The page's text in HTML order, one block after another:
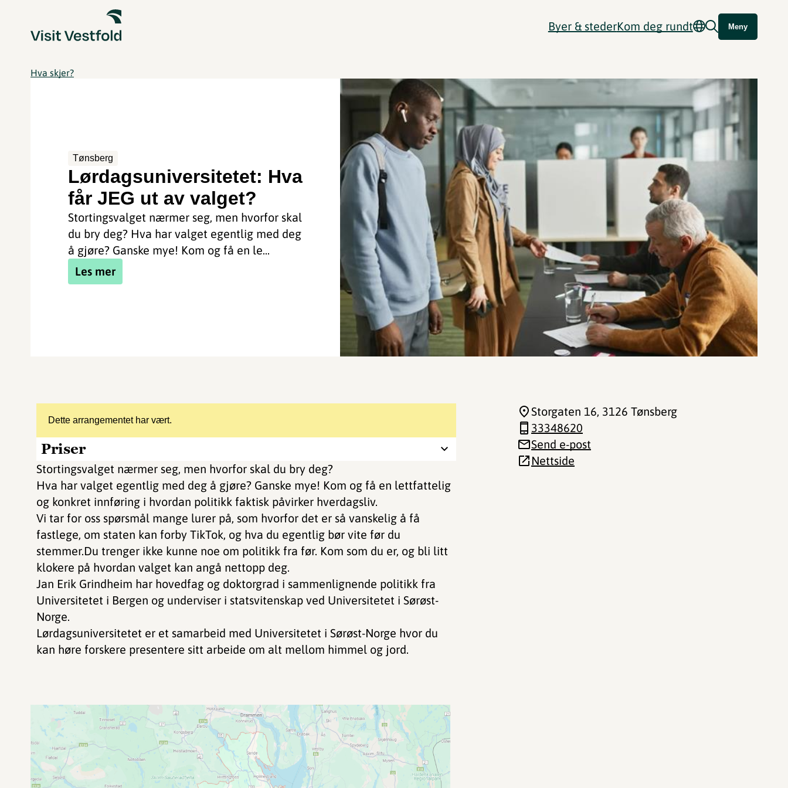
Byer & stederKom deg rundt Meny
Hva skjer?
Tønsberg
Lørdagsuniversitetet: Hva
får JEG ut av valget?
Stortingsvalget nærmer seg, men hvorfor skal
du bry deg? Hva har valget egentlig med deg
å gjøre? Ganske mye! Kom og få en le...
Les mer
Dette arrangementet har vært.
Priser
Stortingsvalget nærmer seg, men hvorfor skal du bry deg?
Hva har valget egentlig med deg å gjøre? Ganske mye! Kom og få en lettfattelig
og konkret innføring i hvordan politikk faktisk påvirker hverdagsliv.
Vi tar for oss spørsmål mange lurer på, som hvorfor det er så vanskelig å få
fastlege, om staten kan forby TikTok, og hva du egentlig bør vite før du
stemmer.Du trenger ikke kunne noe om politikk fra før. Kom som du er, og bli litt
klokere på hvordan valget kan angå nettopp deg.
Jan Erik Grindheim har hovedfag og doktorgrad i sammenlignende politikk fra
Universitetet i Bergen og underviser i statsvitenskap ved Universitetet i Sørøst-
Norge.
Lørdagsuniversitetet er et samarbeid med Universitetet i Sørøst-Norge hvor du
kan høre forskere presentere sitt arbeide om alt mellom himmel og jord.
Storgaten 16, 3126 Tønsberg
33348620
Send e-post
Nettside